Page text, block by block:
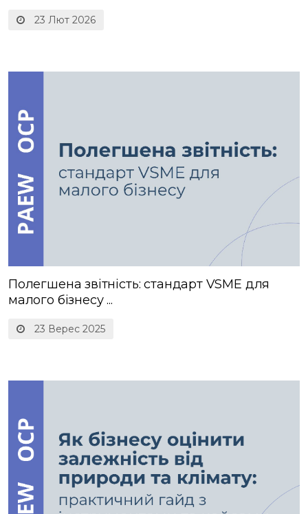
23 Лют 2026
23 Верес 2025
Полегшена звітність: стандарт VSME для
малого бізнесу ...